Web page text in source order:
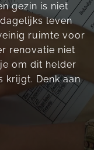
gezin is niet
leven
ruimte voor
renovatie niet
om dit helder
krijgt.​ Denk aan